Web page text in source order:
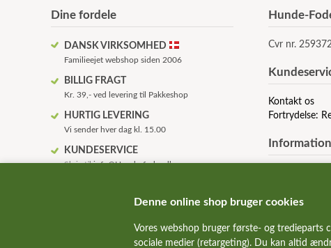
Denne online shop bruger cookies
Vores webshop bruger første- og tredieparts
sociale medier (retargeting). Du kan altid
Dine fordele
DANSK VIRKSOMHED
Familieejet webshop siden 2006
BILLIG FRAGT
Kr. 39,- ved levering til Pakkeshop
HURTIG LEVERING
Vi sender hver dag kl. 15.00
KUNDESERVICE
Skriv tilinfo@Hunde-foder.dk
Alle de bedste hundemad mærker
Vi hjælper gerne med fodervejledning
Hunde-
Cvr nr.
Kontakt os
Fortrydelse:
Information
Anvendelse af
Rabatkoder